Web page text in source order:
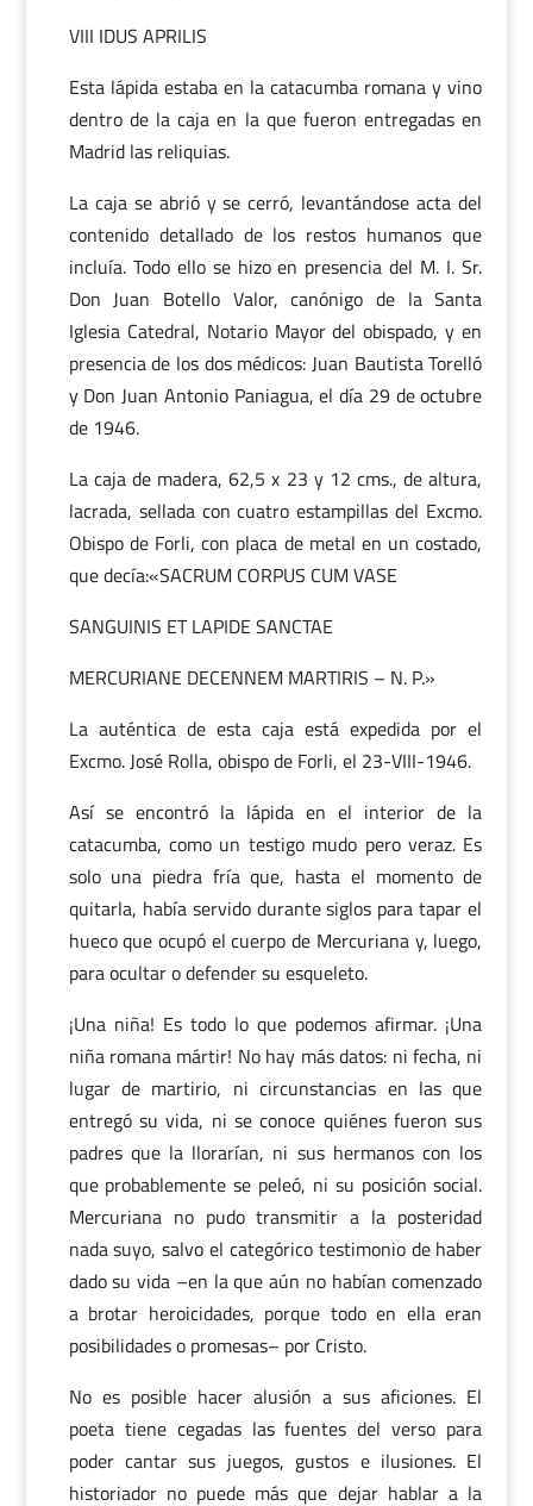
VIII IDUS APRILIS
Esta lápida estaba en la catacumba romana y vino
dentro de la caja en la que fueron entregadas en
Madrid las reliquias.
La caja se abrió y se cerró, levantándose acta del
contenido detallado de los restos humanos que
incluía. Todo ello se hizo en presencia del M. I. Sr.
Don Juan Botello Valor, canónigo de la Santa
Iglesia Catedral, Notario Mayor del obispado, y en
presencia de los dos médicos: Juan Bautista Torelló
y Don Juan Antonio Paniagua, el día 29 de octubre
de 1946.
La caja de madera, 62,5 x 23 y 12 cms., de altura,
lacrada, sellada con cuatro estampillas del Excmo.
Obispo de Forli, con placa de metal en un costado,
que decía:«SACRUM CORPUS CUM VASE
SANGUINIS ET LAPIDE SANCTAE
MERCURIANE DECENNEM MARTIRIS – N. P.»
La auténtica de esta caja está expedida por el
Excmo. José Rolla, obispo de Forli, el 23-VIII-1946.
Así se encontró la lápida en el interior de la
catacumba, como un testigo mudo pero veraz. Es
solo una piedra fría que, hasta el momento de
quitarla, había servido durante siglos para tapar el
hueco que ocupó el cuerpo de Mercuriana y, luego,
para ocultar o defender su esqueleto.
¡Una niña! Es todo lo que podemos afirmar. ¡Una
niña romana mártir! No hay más datos: ni fecha, ni
lugar de martirio, ni circunstancias en las que
entregó su vida, ni se conoce quiénes fueron sus
padres que la llorarían, ni sus hermanos con los
que probablemente se peleó, ni su posición social.
Mercuriana no pudo transmitir a la posteridad
nada suyo, salvo el categórico testimonio de haber
dado su vida –en la que aún no habían comenzado
a brotar heroicidades, porque todo en ella eran
posibilidades o promesas– por Cristo.
No es posible hacer alusión a sus aficiones. El
poeta tiene cegadas las fuentes del verso para
poder cantar sus juegos, gustos e ilusiones. El
historiador no puede más que dejar hablar a la